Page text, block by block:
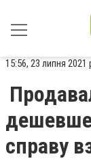
15:56, 23 липня 2021
дешевше
справу